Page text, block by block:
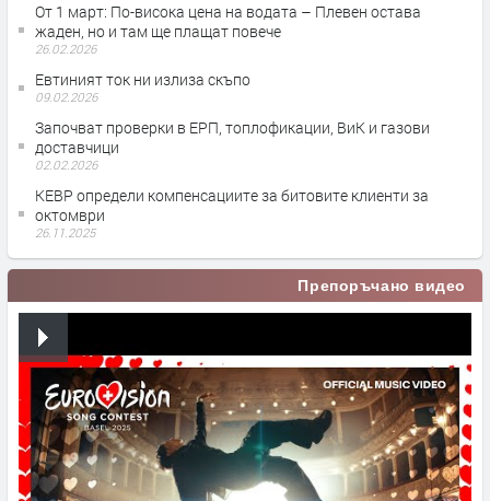
От 1 март: По-високa цена на водата – Плевен остава
жаден, но и там ще плащат повече
26.02.2026
Евтиният ток ни излиза скъпо
09.02.2026
Започват проверки в ЕРП, топлофикации, ВиК и газови
доставчици
02.02.2026
КЕВР определи компенсациите за битовите клиенти за
октомври
26.11.2025
Препоръчано видео